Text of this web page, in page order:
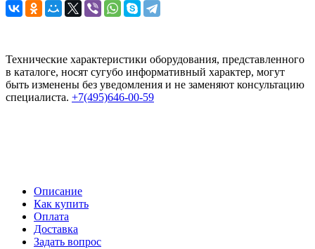
Технические характеристики оборудования, представленного
в каталоге, носят сугубо информативный характер, могут
быть изменены без уведомления и не заменяют консультацию
специалиста. +7(495)646-00-59
Описание
Как купить
Оплата
Доставка
Задать вопрос